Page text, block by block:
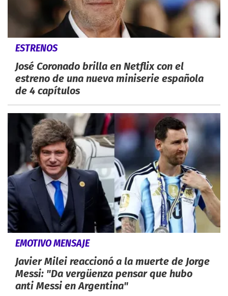
ESTRENOS
José Coronado brilla en Netflix con el
estreno de una nueva miniserie española
de 4 capítulos
EMOTIVO MENSAJE
Javier Milei reaccionó a la muerte de Jorge
Messi: "Da vergüenza pensar que hubo
anti Messi en Argentina"